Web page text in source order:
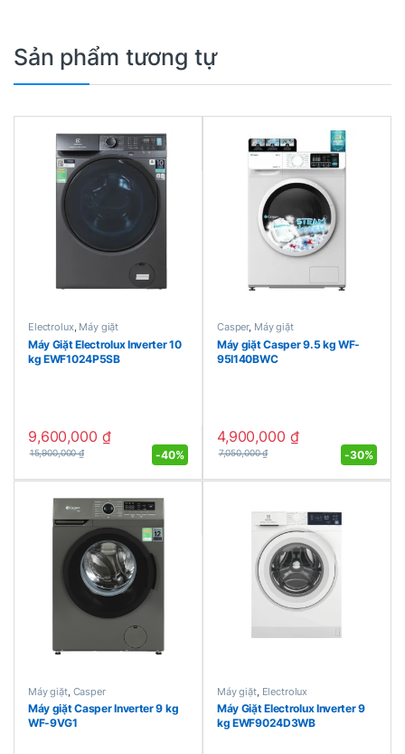
Sản phẩm tương tự
Electrolux, Máy giặt
Máy Giặt Electrolux Inverter 10
kg EWF1024P5SB
9,600,000 ₫
15,900,000₫ -40%
Casper, Máy giặt
Máy giặt Casper 9.5 kg WF-
95I140BWC
4,900,000 ₫
7,050,000₫ -30%
Máy giặt, Casper
Máy giặt Casper Inverter 9 kg
WF-9VG1
Máy giặt, Electrolux
Máy Giặt Electrolux Inverter 9
kg EWF9024D3WB